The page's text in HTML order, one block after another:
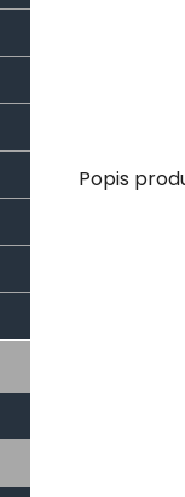
Popis